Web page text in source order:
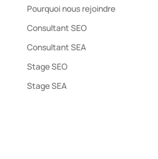
Pourquoi nous rejoindre
Consultant SEO
Consultant SEA
Stage SEO
Stage SEA